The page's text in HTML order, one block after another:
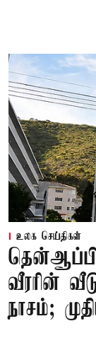
உலக செய்திகள்
வீரரின்
நாசம்;